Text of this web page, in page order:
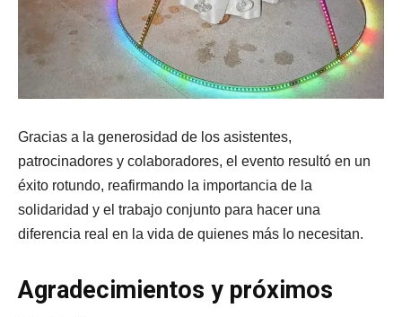
Gracias a la generosidad de los asistentes,
patrocinadores y colaboradores, el evento resultó en un
éxito rotundo, reafirmando la importancia de la
solidaridad y el trabajo conjunto para hacer una
diferencia real en la vida de quienes más lo necesitan.
Agradecimientos y próximos